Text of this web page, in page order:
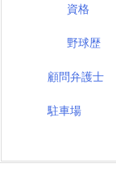
資格
野球歴
顧問弁護士
駐車場